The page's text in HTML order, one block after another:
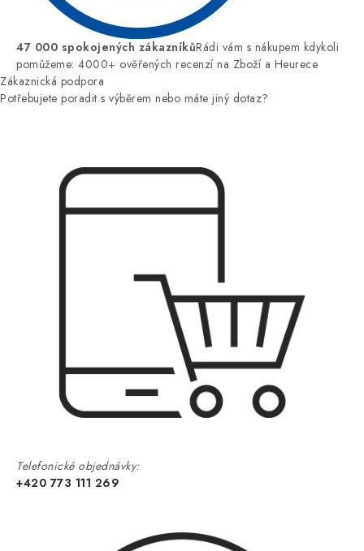
47 000 spokojených zákazníkůRádi vám s nákupem kdykoli
pomůžeme: 4000+ ověřených recenzí na Zboží a Heurece
Zákaznická podpora
Potřebujete poradit s výběrem nebo máte jiný dotaz?
Telefonické objednávky:
+420 773 111 269